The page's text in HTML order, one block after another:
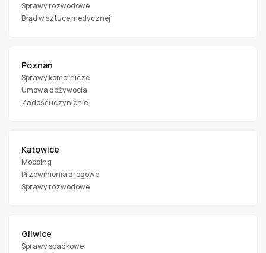
Sprawy rozwodowe
Błąd w sztuce medycznej
Poznań
Sprawy komornicze
Umowa dożywocia
Zadośćuczynienie
Katowice
Mobbing
Przewinienia drogowe
Sprawy rozwodowe
Gliwice
Sprawy spadkowe